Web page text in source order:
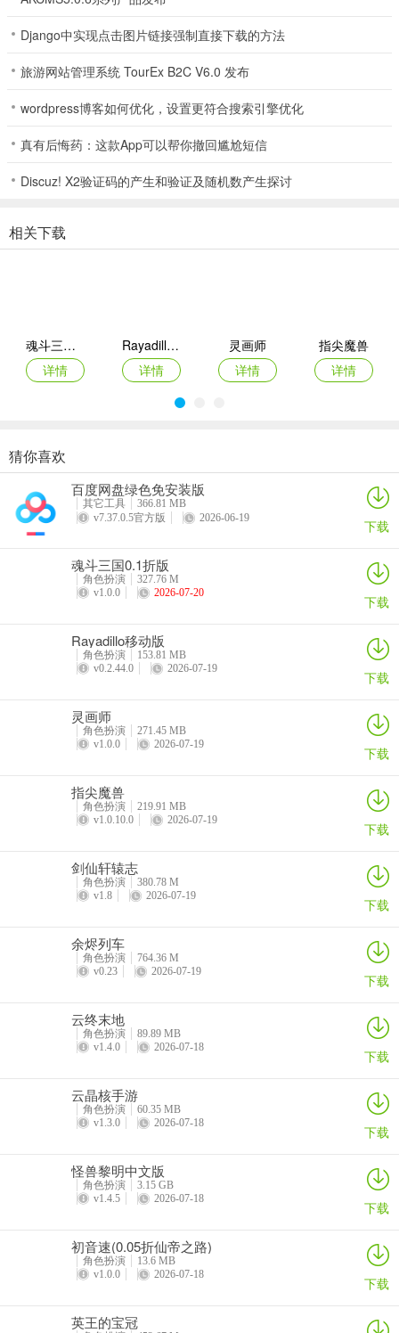
就放手去打不要吝啬金币，虽然有些大鱼很难打到，但是机会来了也
②从左下角或右下角斜着向上游的鱼;
②3号打4分鱼，通过发射子弹消耗的金币和打掉鱼收获的金币对比来
判断。
④自己门口游出去的鲨鱼打3-5枪，别人门口没打掉游过来的鲨鱼打2-
3枪。
叫我棋牌2026最新版优势
全新防小助手体系，确保服务平台绿色健康安全无辅助，大伙儿能够
游戏类型丰富多彩，总共有十几种游戏，每一个游戏玩家能够寻找自
叫我棋牌2026最新版游戏的玩法各种各样的，相同的游戏能够搞出不
暖心的在线客服系统，不管您有任意难题能够立即帮您处理。
玩法丰富多样，游戏排行榜实时更新，华乐棋牌游戏排名靠前有机会
Django中实现点击图片链接强制直接下载的方法
旅游网站管理系统 TourEx B2C V6.0 发布
wordpress博客如何优化，设置更符合搜索引擎优化
真有后悔药：这款App可以帮你撤回尴尬短信
Discuz! X2验证码的产生和验证及随机数产生探讨
相关下载
魂斗三国0.1折版
详情
Rayadillo移动版
详情
灵画师
详情
指尖魔兽
详情
剑仙轩辕志
详情
余烬列车
详情
云终末地
云晶核手游
猜你喜欢
百度网盘绿色免安装版
其它工具
366.81 MB
v7.37.0.5官方版
2026-06-19 下载
魂斗三国0.1折版
角色扮演
327.76 M
v1.0.0
2026-07-20 下载
Rayadillo移动版
角色扮演
153.81 MB
v0.2.44.0
2026-07-19 下载
灵画师
角色扮演
271.45 MB
v1.0.0
2026-07-19 下载
指尖魔兽
角色扮演
219.91 MB
v1.0.10.0
2026-07-19 下载
剑仙轩辕志
角色扮演
380.78 M
v1.8
2026-07-19 下载
余烬列车
角色扮演
764.36 M
v0.23
2026-07-19 下载
云终末地
角色扮演
89.89 MB
v1.4.0
2026-07-18 下载
云晶核手游
角色扮演
60.35 MB
v1.3.0
2026-07-18 下载
怪兽黎明中文版
角色扮演
3.15 GB
v1.4.5
2026-07-18 下载
初音速(0.05折仙帝之路)
角色扮演
13.6 MB
v1.0.0
2026-07-18 下载
英王的宝冠